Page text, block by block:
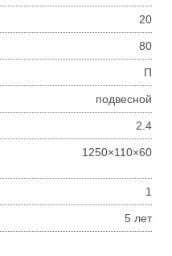
20
80
П
подвесной
2.4
1250×110×60
1
5 лет